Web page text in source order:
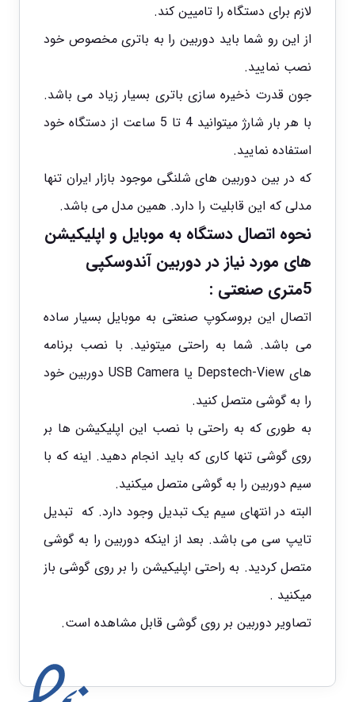
لازم برای دستگاه را تامیین کند.
از این رو شما باید دوربین را به باتری مخصوص خود
نصب نمایید.
جون قدرت ذخیره سازی باتری بسیار زیاد می باشد.
با هر بار شارژ میتوانید 4 تا 5 ساعت از دستگاه خود
استفاده نمایید.
که در بین دوربین های شلنگی موجود بازار ایران تنها
مدلی که این قابلیت را دارد. همین مدل می باشد.
نحوه اتصال دستگاه به موبایل و اپلیکیشن
های مورد نیاز دردوربین آندوسکپی
5متری صنعتی :
اتصال این بروسکوپ صنعتی به موبایل بسیار ساده
می باشد. شما به راحتی میتونید. با نصب برنامه
هایDepstech-View یا USB Cameraدوربین خود
را به گوشی متصل کنید.
به طوری که به راحتی با نصب این اپلیکیشن ها بر
روی گوشی تنها کاری که باید انجام دهید. اینه که با
سیم دوربین را به گوشی متصل میکنید.
البته در انتهای سیم یک تبدیل وجود دارد. که تبدیل
تایپ سی می باشد. بعد از اینکه دوربین را به گوشی
متصل کردید. به راحتی اپلیکیشن را بر روی گوشی باز
میکنید .
تصاویر دوربین بر روی گوشی قابل مشاهده است.